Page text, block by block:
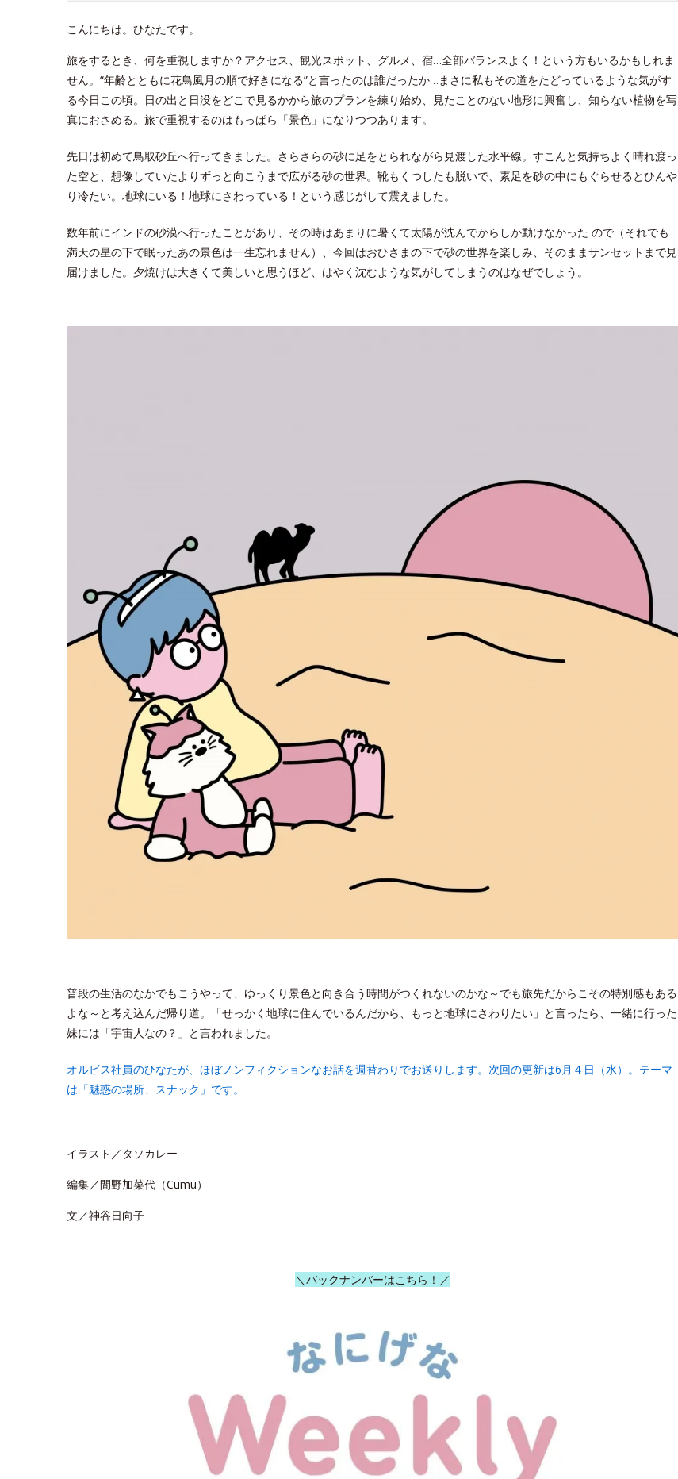
こんにちは。ひなたです。
旅をするとき、何を重視しますか？アクセス、観光スポット、グルメ、宿…全部バランスよく！という方もいるかもしれま
せん。“年齢とともに花鳥風月の順で好きになる”と言ったのは誰だったか…まさに私もその道をたどっているような気がす
る今日この頃。日の出と日没をどこで見るかから旅のプランを練り始め、見たことのない地形に興奮し、知らない植物を写
真におさめる。旅で重視するのはもっぱら「景色」になりつつあります。
先日は初めて鳥取砂丘へ行ってきました。さらさらの砂に足をとられながら見渡した水平線。すこんと気持ちよく晴れ渡っ
た空と、想像していたよりずっと向こうまで広がる砂の世界。靴もくつしたも脱いで、素足を砂の中にもぐらせるとひんや
り冷たい。地球にいる！地球にさわっている！という感じがして震えました。
数年前にインドの砂漠へ行ったことがあり、その時はあまりに暑くて太陽が沈んでからしか動けなかった ので（それでも
満天の星の下で眠ったあの景色は一生忘れません）、今回はおひさまの下で砂の世界を楽しみ、そのままサンセットまで見
届けました。夕焼けは大きくて美しいと思うほど、はやく沈むような気がしてしまうのはなぜでしょう。
普段の生活のなかでもこうやって、ゆっくり景色と向き合う時間がつくれないのかな～でも旅先だからこその特別感もある
よな～と考え込んだ帰り道。「せっかく地球に住んでいるんだから、もっと地球にさわりたい」と言ったら、一緒に行った
妹には「宇宙人なの？」と言われました。
オルビス社員のひなたが、ほぼノンフィクションなお話を週替わりでお送りします。次回の更新は6月４日（水）。テーマ
は「魅惑の場所、スナック」です。
イラスト／タソカレー
編集／間野加菜代（Cumu）
文／神谷日向子
＼バックナンバーはこちら！／